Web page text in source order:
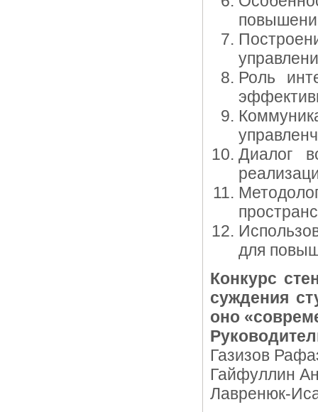
Роль
Диалог
для
Конкурс
суждения
оно
Газизов
Гайфуллин
Лавренюк-